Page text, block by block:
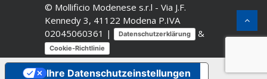
© Mollificio Modenese s.r.l - Via J.F.
Kennedy 3, 41122 Modena P.IVA
02045060361 |
Datenschutzerklärung &
Cookie-Richtlinie
Ihre Datenschutzeinstellungen